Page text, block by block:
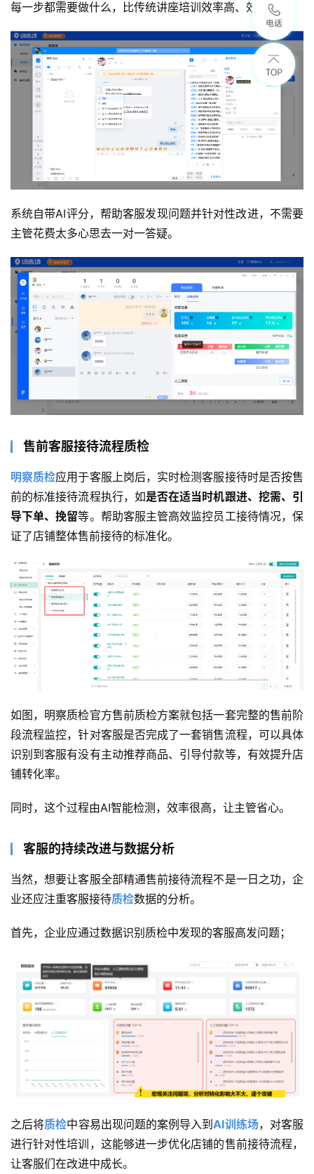
每一步都需要做什么，比传统讲座培训效率高、效果好；
系统自带AI评分，帮助客服发现问题并针对性改进，不需要
主管花费太多心思去一对一答疑。
售前客服接待流程质检
明察质检应用于客服上岗后，实时检测客服接待时是否按售
前的标准接待流程执行，如是否在适当时机跟进、挖需、引
导下单、挽留等。帮助客服主管高效监控员工接待情况，保
证了店铺整体售前接待的标准化。
如图，明察质检官方售前质检方案就包括一套完整的售前阶
段流程监控，针对客服是否完成了一套销售流程，可以具体
识别到客服有没有主动推荐商品、引导付款等，有效提升店
铺转化率。
同时，这个过程由AI智能检测，效率很高，让主管省心。
客服的持续改进与数据分析
当然，想要让客服全部精通售前接待流程不是一日之功，企
业还应注重客服接待质检数据的分析。
首先，企业应通过数据识别质检中发现的客服高发问题；
之后将质检中容易出现问题的案例导入到AI训练场，对客服
进行针对性培训，这能够进一步优化店铺的售前接待流程，
让客服们在改进中成长。